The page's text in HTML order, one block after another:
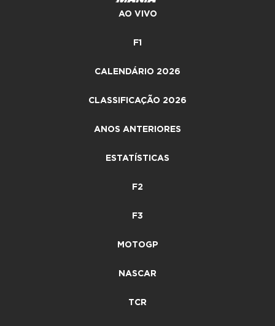
AO VIVO
F1
CALENDÁRIO 2026
CLASSIFICAÇÃO 2026
ANOS ANTERIORES
ESTATÍSTICAS
F2
F3
MOTOGP
NASCAR
TCR